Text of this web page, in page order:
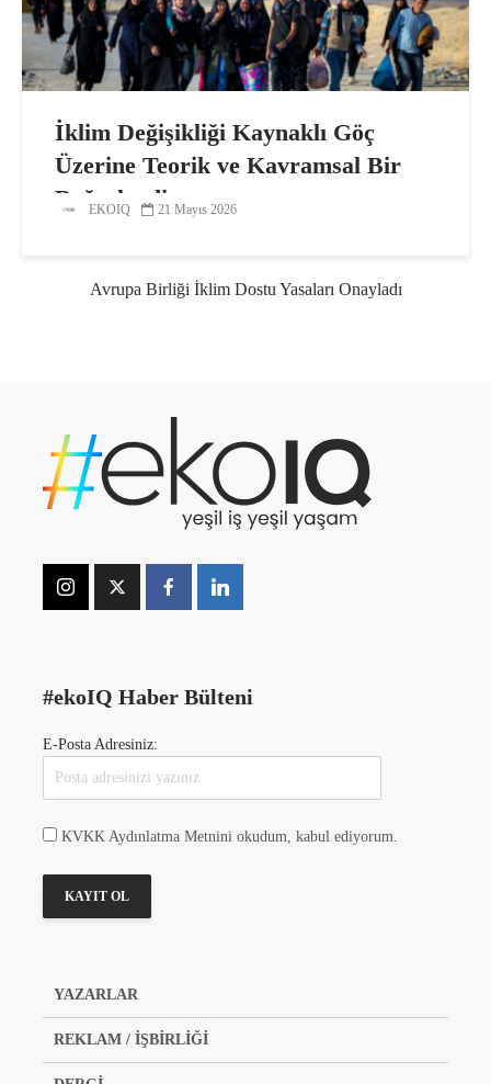
İklim Değişikliği Kaynaklı Göç
Üzerine Teorik ve Kavramsal Bir
Değerlendirme
EKOIQ 21 Mayıs 2026
Avrupa Birliği İklim Dostu Yasaları Onayladı
#ekoIQ Haber Bülteni
E-Posta Adresiniz:
KVKK Aydınlatma Metnini okudum, kabul ediyorum.
YAZARLAR
REKLAM / İŞBİRLİĞİ